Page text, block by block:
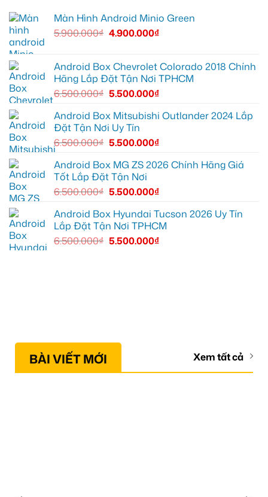
thiếu
ích
Ford
Everest
tại
ánh
sáng
tốt
Camera
trình
XL7
tại
Quận
để
ghi
mọi
cung
đường
Màn Hình Android Minio Green
5.900.000₫ 4.900.000₫
Android Box Chevrolet Colorado 2018 Chính
Hãng Lắp Đặt Tận Nơi TPHCM
6.500.000₫ 5.500.000₫
Android Box Mitsubishi Outlander 2024 Lắp
Đặt Tận Nơi Uy Tín
6.500.000₫ 5.500.000₫
Android Box MG ZS 2026 Chính Hãng Giá
Tốt Lắp Đặt Tận Nơi
6.500.000₫ 5.500.000₫
Android Box Hyundai Tucson 2026 Uy Tín
Lắp Đặt Tận Nơi TPHCM
6.500.000₫ 5.500.000₫
BÀI VIẾT MỚI Xem tất cả